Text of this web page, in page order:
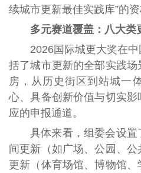
续城市更新最佳实践库”的资
多元赛道覆盖：八大类
2026国际城更大奖在
括了城市更新的全部实践
房，从历史街区到站城一
心、具备创新价值与切实
应的申报通道。
具体来看，组委会设
间更新（如广场、公园、
更新（体育场馆、博物馆